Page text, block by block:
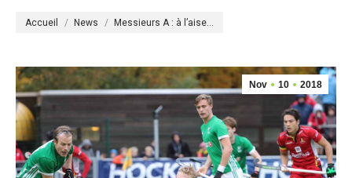
Accueil News Messieurs A : à l’aise…
Nov 10 2018